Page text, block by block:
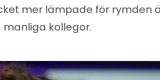
mer lämpade för rymden
manliga kollegor.